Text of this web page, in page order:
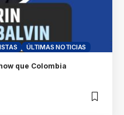
ÚLTIMAS NOTICIAS
que Colombia